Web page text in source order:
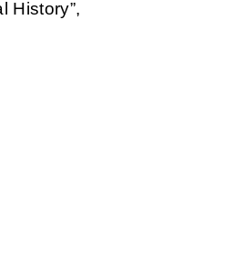
History”,